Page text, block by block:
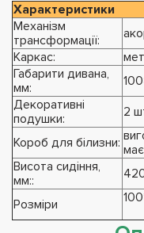
Характеристики
Механізм
трансформації:
Каркас:
Габарити дивана,
мм:
Декоративні
подушки:
2
Короб для білизни:
Висота сидіння,
мм::
Розміри